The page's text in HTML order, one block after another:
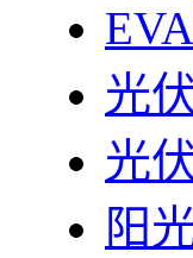
光
光
阳